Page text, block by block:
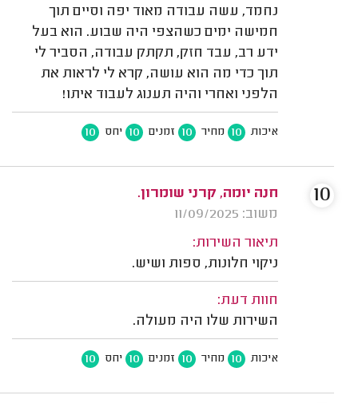
נחמד, עשה עבודה מאוד יפה וסיים תוך
חמישה ימים כשהצפי היה שבוע. הוא בעל
ידע רב, עבד חזק, תקתק עבודה, הסביר לי
תוך כדי מה הוא עושה, קרא לי לראות את
הלפני ואחרי והיה תענוג לעבוד איתו!
איכות 10 מחיר 10 זמנים 10 יחס 10
חנה יומה, קרני שומרון.
משוב: 11/09/2025
תיאור השירות:
ניקוי חלונות, ספות ושיש.
חוות דעת:
השירות שלו היה מעולה.
איכות 10 מחיר 10 זמנים 10 יחס 10
10